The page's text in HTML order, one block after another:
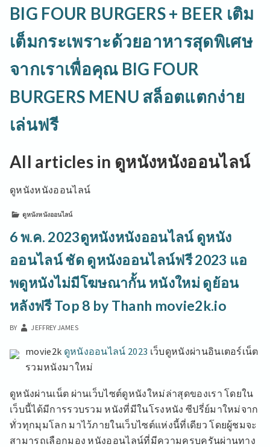
BIG FOUR BURGERS + BEER เติม
เต็มกระเพราะด้วยอาหารสุดพิเศษ
จากเราเพื่อคุณ BIG FOUR
BURGERS MENU สล็อตแตกง่าย
เล่นฟรี
All articles in ดูหนังหนังออนไลน์
ดูหนังหนังออนไลน์
ดูหนังหนังออนไลน์
6 พ.ค. 2023ดูหนังหนังออนไลน์ ดูหนัง
ออนไลน์ ชัด ดูหนังออนไลน์ฟรี 2023 แอ
พดูหนังไม่มีโฆษณากั้น หนังใหม่ ดูย้อน
หลังฟรี Top 8 by Thanh movie2k.io
BY JEFFREY JAMES
movie2k ดูหนังออนไลน์ 2023 เว็บดูหนังผ่านอินเตอร์เน็ต
รวมหนังมาใหม่
ดูหนังผ่านเน็ต ผ่านเว็บไซต์ดูหนังใหม่ล่าสุดของเรา โดยใน
เว็บนี้ได้มีการรวบรวม หนังที่มีในโรงหนัง ซีปรี่ย์มาใหม่จาก
ทั่วทุกมุมโลก มาไว้ภายในเว็บไซต์แห่งนี้ที่เดียว โดยผู้ชมจะ
สามารถเลือกมอง หนังออนไลน์ที่มีความครบครันผ่านทาง